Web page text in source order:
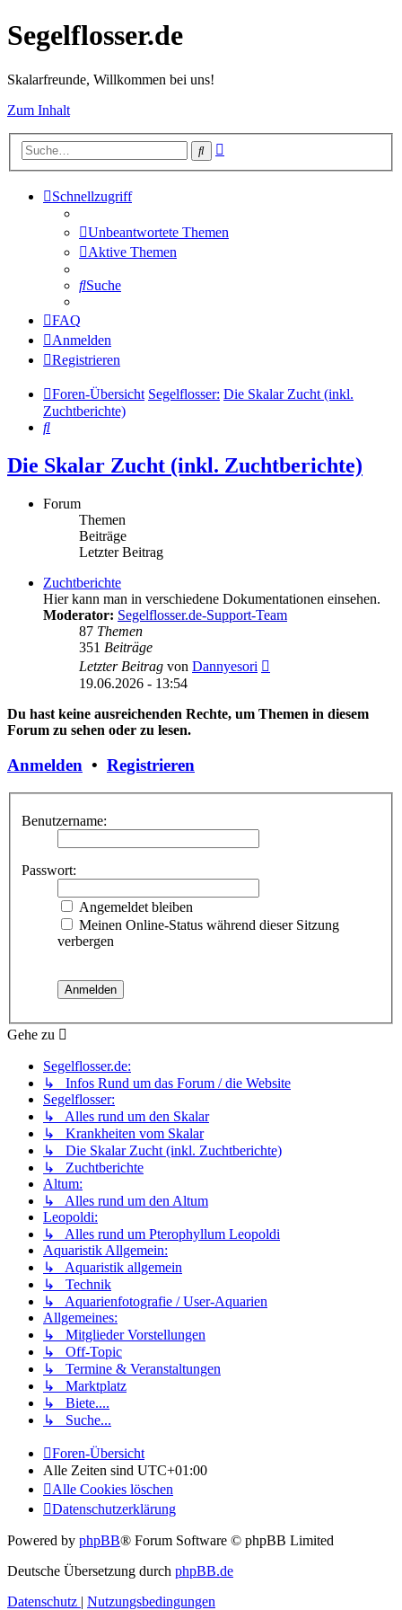
Segelflosser.de
Skalarfreunde, Willkommen bei uns!
Zum Inhalt
Suche
Schnellzugriff
Unbeantwortete Themen
Aktive Themen
Suche
FAQ
Anmelden
Registrieren
Foren-Übersicht Segelflosser: Die Skalar Zucht (inkl.
Zuchtberichte)
Suche
Die Skalar Zucht (inkl. Zuchtberichte)
Forum
Themen
Beiträge
Letzter Beitrag
Zuchtberichte
Hier kann man in verschiedene Dokumentationen einsehen.
Moderator: Segelflosser.de-Support-Team
87 Themen
351 Beiträge
Letzter Beitrag von Dannyesori
19.06.2026 - 13:54
Du hast keine ausreichenden Rechte, um Themen in diesem
Forum zu sehen oder zu lesen.
Anmelden • Registrieren
Benutzername:
Passwort:
Angemeldet bleiben
Meinen Online-Status während dieser Sitzung
verbergen
Gehe zu
Segelflosser.de:
↳ Infos Rund um das Forum / die Website
Segelflosser:
↳ Alles rund um den Skalar
↳ Krankheiten vom Skalar
↳ Die Skalar Zucht (inkl. Zuchtberichte)
↳ Zuchtberichte
Altum:
↳ Alles rund um den Altum
Leopoldi:
↳ Alles rund um Pterophyllum Leopoldi
Aquaristik Allgemein:
↳ Aquaristik allgemein
↳ Technik
↳ Aquarienfotografie / User-Aquarien
Allgemeines:
↳ Mitglieder Vorstellungen
↳ Off-Topic
↳ Termine & Veranstaltungen
↳ Marktplatz
↳ Biete....
↳ Suche...
Foren-Übersicht
Alle Zeiten sind UTC+01:00
Alle Cookies löschen
Datenschutzerklärung
Powered by phpBB® Forum Software © phpBB Limited
Deutsche Übersetzung durch phpBB.de
Datenschutz | Nutzungsbedingungen